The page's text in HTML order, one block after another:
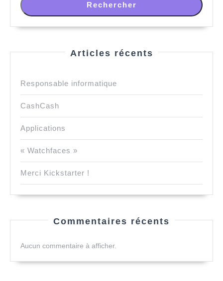
Rechercher
Articles récents
Responsable informatique
CashCash
Applications
« Watchfaces »
Merci Kickstarter !
Commentaires récents
Aucun commentaire à afficher.